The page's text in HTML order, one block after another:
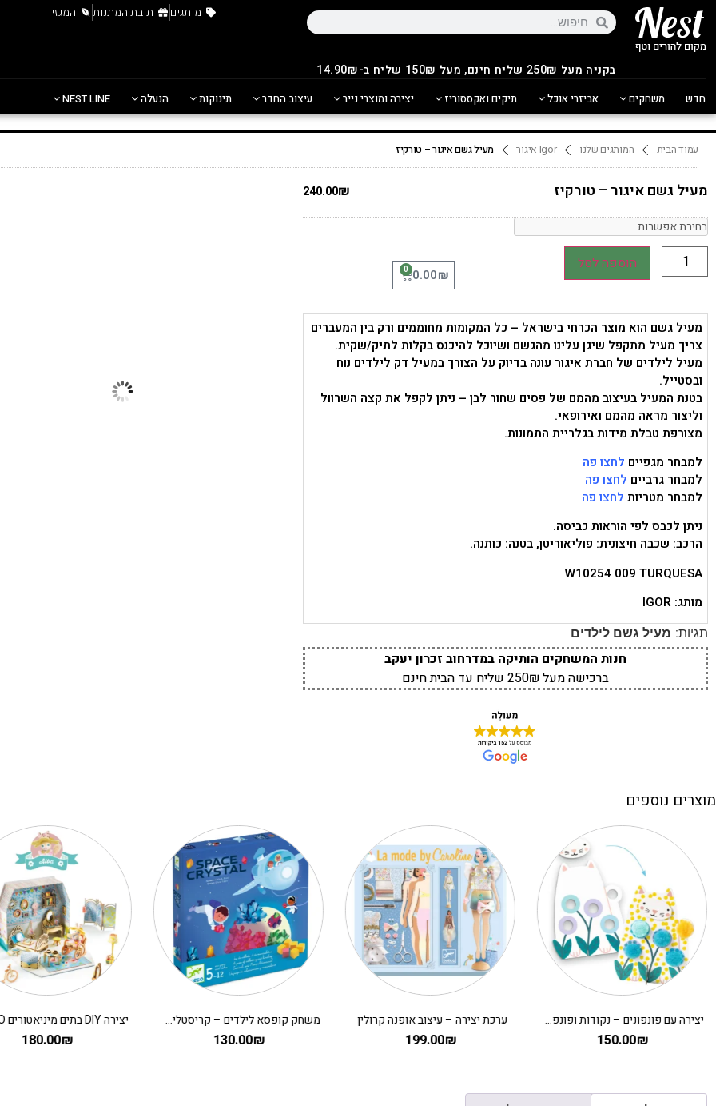
בקניה מעל 250 ₪ שליח חינם, מעל 150₪ שליח ב-14.90₪
מותגים תיבת המתנות המגזין
חדש משחקים אביזרי אוכל תיקים ואקססוריז יצירה ומוצרי נייר עיצוב החדר תינוקות הנעלה NEST LINE
עמוד הבית המותגים שלנו Igor איגור מעיל גשם איגור – טורקיז
מעיל גשם איגור – טורקיז 240.00₪
הוספה לסל
0.00₪
0
מעיל גשם הוא מוצר הכרחי בישראל – כל המקומות מחוממים ורק בין המעברים
צריך מעיל מתקפל שיגן עלינו מהגשם ושיוכל להיכנס בקלות לתיק/שקית.
מעיל לילדים של חברת איגור עונה בדיוק על הצורך במעיל דק לילדים נוח
ובסטייל.
בטנת המעיל בעיצוב מהמם של פסים שחור לבן – ניתן לקפל את קצה השרוול
וליצור מראה מהמם ואירופאי.
מצורפת טבלת מידות בגלריית התמונות.
למבחר מגפיים לחצו פה
למבחר גרביים לחצו פה
למבחר מטריות לחצו פה
ניתן לכבס לפי הוראות כביסה.
הרכב: שכבה חיצונית: פוליאוריטן, בטנה: כותנה.
W10254 009 TURQUESA
מותג: IGOR
תגיות: מעיל גשם לילדים
חנות המשחקים הותיקה במדרחוב זכרון יעקב
ברכישה מעל 250₪ שליח עד הבית חינם
מוצרים נוספים
יצירה עם פונפונים – נקודות ופונפונים בדשא DJECO
150.00₪
ערכת יצירה – עיצוב אופנה קרולין
199.00₪
משחק קופסא לילדים – קריסטלים בחלל
130.00₪
180.00₪